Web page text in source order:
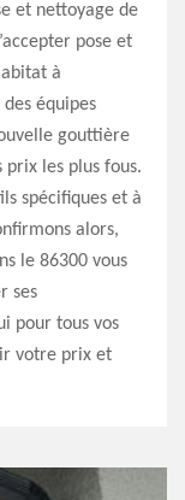
et nettoyage de
pose et
à
équipes
gouttière
prix les plus fous.
spécifiques et à
alors,
le 86300 vous
ses
pour tous vos
votre prix et